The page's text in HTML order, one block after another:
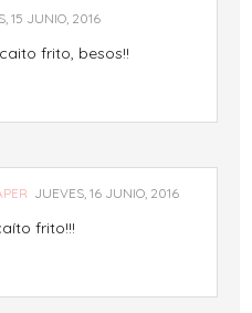
15 JUNIO, 2016
frito, besos!!
JUEVES, 16 JUNIO, 2016
frito!!!